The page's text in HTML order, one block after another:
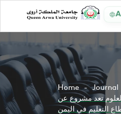
Home
Journal
تعد مشروع عن
التعليم في اليمن